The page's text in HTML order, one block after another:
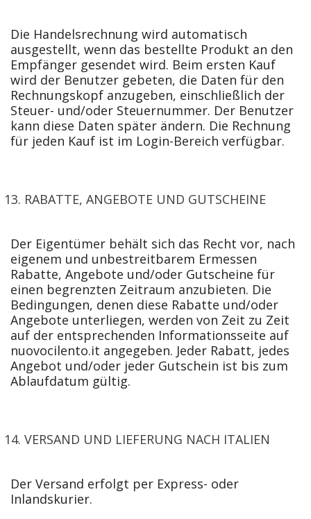
Die Handelsrechnung wird automatisch
ausgestellt, wenn das bestellte Produkt an den
Empfänger gesendet wird. Beim ersten Kauf
wird der Benutzer gebeten, die Daten für den
Rechnungskopf anzugeben, einschließlich der
Steuer- und/oder Steuernummer. Der Benutzer
kann diese Daten später ändern. Die Rechnung
für jeden Kauf ist im Login-Bereich verfügbar.
RABATTE, ANGEBOTE UND GUTSCHEINE
Der Eigentümer behält sich das Recht vor, nach
eigenem und unbestreitbarem Ermessen
Rabatte, Angebote und/oder Gutscheine für
einen begrenzten Zeitraum anzubieten. Die
Bedingungen, denen diese Rabatte und/oder
Angebote unterliegen, werden von Zeit zu Zeit
auf der entsprechenden Informationsseite auf
nuovocilento.it angegeben. Jeder Rabatt, jedes
Angebot und/oder jeder Gutschein ist bis zum
Ablaufdatum gültig.
VERSAND UND LIEFERUNG NACH ITALIEN
Der Versand erfolgt per Express- oder
Inlandskurier.